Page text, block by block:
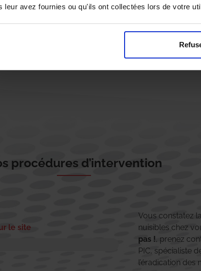
leur avez fournies ou qu'ils ont collectées lors de votre
procédures d’intervention
le site
Vous constatez
nuisibles chez
pas !, prenez
PIC, spécialiste
l’éradication des